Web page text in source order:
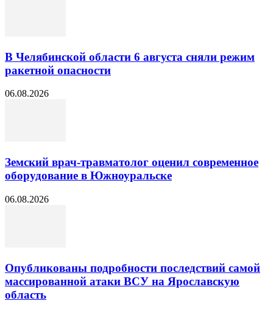
В Челябинской области 6 августа сняли режим
ракетной опасности
06.08.2026
Земский врач-травматолог оценил современное
оборудование в Южноуральске
06.08.2026
Опубликованы подробности последствий самой
массированной атаки ВСУ на Ярославскую
область